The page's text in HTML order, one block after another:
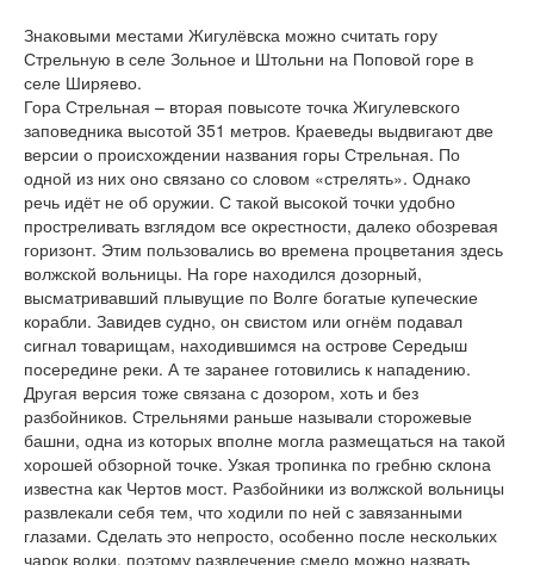
Знаковыми местами Жигулёвска можно считать гору
Стрельную в селе Зольное и Штольни на Поповой горе в
селе Ширяево.
Гора Стрельная – вторая повысоте точка Жигулевского
заповедника высотой 351 метров. Краеведы выдвигают две
версии о происхождении названия горы Стрельная. По
одной из них оно связано со словом «стрелять». Однако
речь идёт не об оружии. С такой высокой точки удобно
простреливать взглядом все окрестности, далеко обозревая
горизонт. Этим пользовались во времена процветания здесь
волжской вольницы. На горе находился дозорный,
высматривавший плывущие по Волге богатые купеческие
корабли. Завидев судно, он свистом или огнём подавал
сигнал товарищам, находившимся на острове Середыш
посередине реки. А те заранее готовились к нападению.
Другая версия тоже связана с дозором, хоть и без
разбойников. Стрельнями раньше называли сторожевые
башни, одна из которых вполне могла размещаться на такой
хорошей обзорной точке. Узкая тропинка по гребню склона
известна как Чертов мост. Разбойники из волжской вольницы
развлекали себя тем, что ходили по ней с завязанными
глазами. Сделать это непросто, особенно после нескольких
чарок водки, поэтому развлечение смело можно назвать